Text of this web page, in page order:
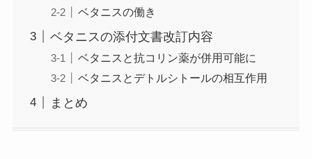
ベタニスの働き
ベタニスの添付文書改訂内容
ベタニスと抗コリン薬が併用可能に
ベタニスとデトルシトールの相互作用
まとめ